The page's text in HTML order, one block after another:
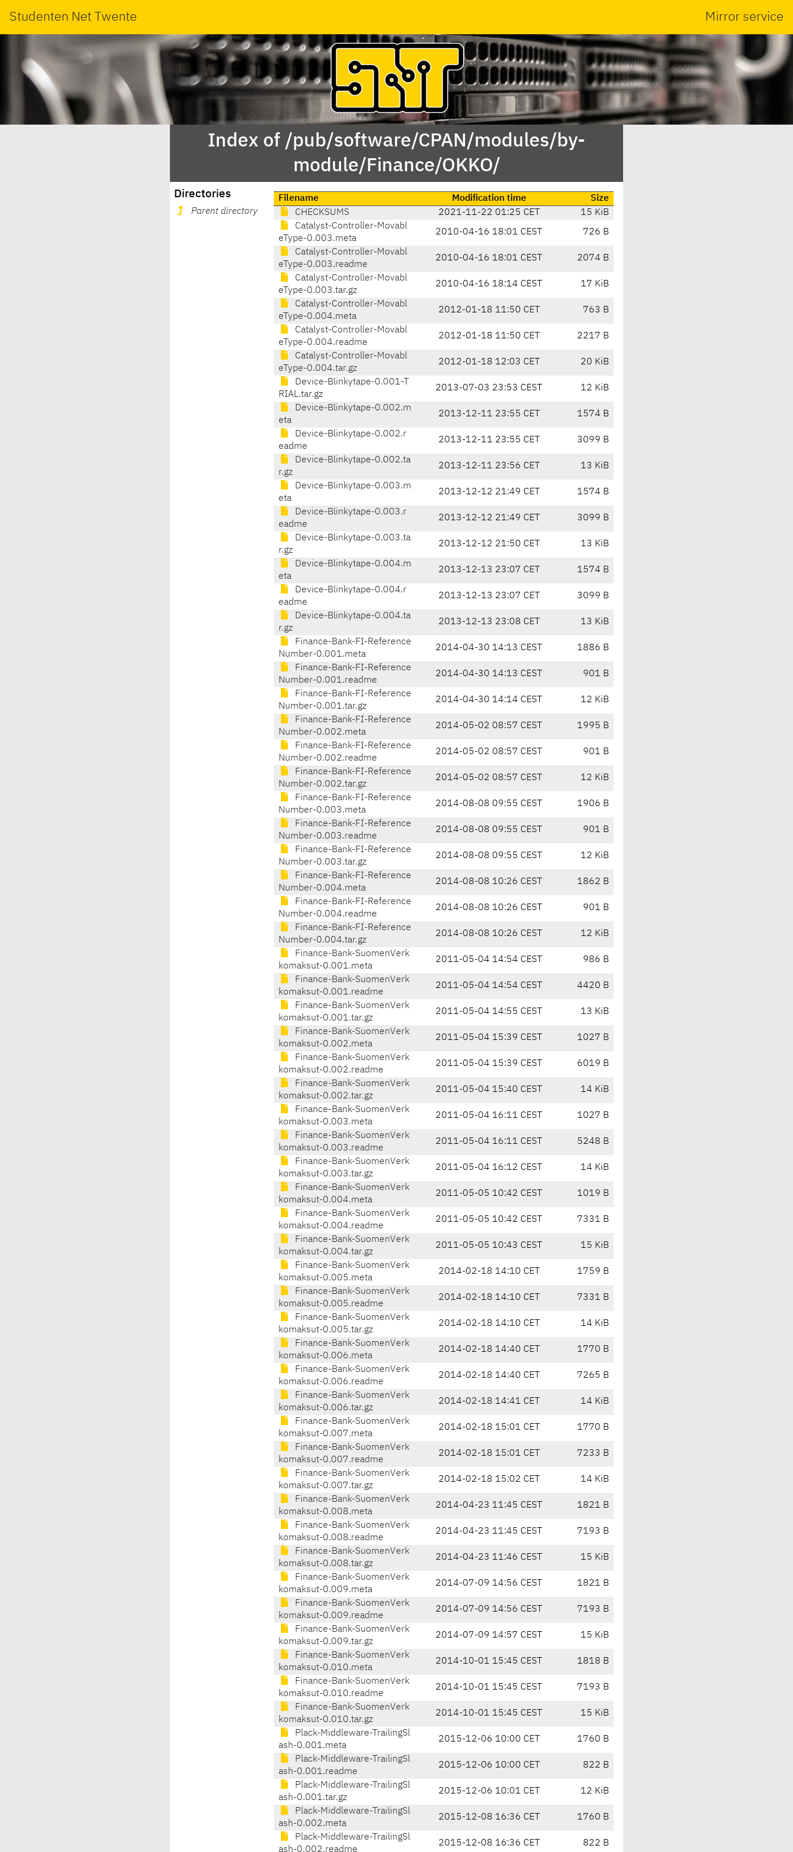
Studenten Net Twente Mirror service
Index of /pub/software/CPAN/modules/by-
module/Finance/OKKO/
Directories
Parent directory
Filename Modification time
Size
CHECKSUMS
2021-11-22 01:25 CET
15 KiB
Catalyst-Controller-Movabl
eType-0.003.meta
2010-04-16 18:01 CEST 726 B
Catalyst-Controller-Movabl
eType-0.003.readme
2010-04-16 18:01 CEST 2074 B
Catalyst-Controller-Movabl
eType-0.003.tar.gz
2010-04-16 18:14 CEST 17 KiB
Catalyst-Controller-Movabl
eType-0.004.meta
2012-01-18 11:50 CET 763 B
Catalyst-Controller-Movabl
eType-0.004.readme
2012-01-18 11:50 CET 2217 B
Catalyst-Controller-Movabl
eType-0.004.tar.gz
2012-01-18 12:03 CET 20 KiB
Device-Blinkytape-0.001-T
RIAL.tar.gz
2013-07-03 23:53 CEST 12 KiB
Device-Blinkytape-0.002.m
eta
2013-12-11 23:55 CET 1574 B
Device-Blinkytape-0.002.r
eadme
2013-12-11 23:55 CET 3099 B
Device-Blinkytape-0.002.ta
r.gz
2013-12-11 23:56 CET 13 KiB
Device-Blinkytape-0.003.m
eta
2013-12-12 21:49 CET 1574 B
Device-Blinkytape-0.003.r
eadme
2013-12-12 21:49 CET 3099 B
Device-Blinkytape-0.003.ta
r.gz
2013-12-12 21:50 CET 13 KiB
Device-Blinkytape-0.004.m
eta
2013-12-13 23:07 CET 1574 B
Device-Blinkytape-0.004.r
eadme
2013-12-13 23:07 CET 3099 B
Device-Blinkytape-0.004.ta
r.gz
2013-12-13 23:08 CET 13 KiB
Finance-Bank-FI-Reference
Number-0.001.meta
2014-04-30 14:13 CEST 1886 B
Finance-Bank-FI-Reference
Number-0.001.readme
2014-04-30 14:13 CEST 901 B
Finance-Bank-FI-Reference
Number-0.001.tar.gz
2014-04-30 14:14 CEST 12 KiB
Finance-Bank-FI-Reference
Number-0.002.meta
2014-05-02 08:57 CEST 1995 B
Finance-Bank-FI-Reference
Number-0.002.readme
2014-05-02 08:57 CEST 901 B
Finance-Bank-FI-Reference
Number-0.002.tar.gz
2014-05-02 08:57 CEST 12 KiB
Finance-Bank-FI-Reference
Number-0.003.meta
2014-08-08 09:55 CEST 1906 B
Finance-Bank-FI-Reference
Number-0.003.readme
2014-08-08 09:55 CEST 901 B
Finance-Bank-FI-Reference
Number-0.003.tar.gz
2014-08-08 09:55 CEST 12 KiB
Finance-Bank-FI-Reference
Number-0.004.meta
2014-08-08 10:26 CEST 1862 B
Finance-Bank-FI-Reference
Number-0.004.readme
2014-08-08 10:26 CEST 901 B
Finance-Bank-FI-Reference
Number-0.004.tar.gz
2014-08-08 10:26 CEST 12 KiB
Finance-Bank-SuomenVerk
komaksut-0.001.meta
2011-05-04 14:54 CEST 986 B
Finance-Bank-SuomenVerk
komaksut-0.001.readme
2011-05-04 14:54 CEST 4420 B
Finance-Bank-SuomenVerk
komaksut-0.001.tar.gz
2011-05-04 14:55 CEST 13 KiB
Finance-Bank-SuomenVerk
komaksut-0.002.meta
2011-05-04 15:39 CEST 1027 B
Finance-Bank-SuomenVerk
komaksut-0.002.readme
2011-05-04 15:39 CEST 6019 B
Finance-Bank-SuomenVerk
komaksut-0.002.tar.gz
2011-05-04 15:40 CEST 14 KiB
Finance-Bank-SuomenVerk
komaksut-0.003.meta
2011-05-04 16:11 CEST 1027 B
Finance-Bank-SuomenVerk
komaksut-0.003.readme
2011-05-04 16:11 CEST 5248 B
Finance-Bank-SuomenVerk
komaksut-0.003.tar.gz
2011-05-04 16:12 CEST 14 KiB
Finance-Bank-SuomenVerk
komaksut-0.004.meta
2011-05-05 10:42 CEST 1019 B
Finance-Bank-SuomenVerk
komaksut-0.004.readme
2011-05-05 10:42 CEST 7331 B
Finance-Bank-SuomenVerk
komaksut-0.004.tar.gz
2011-05-05 10:43 CEST 15 KiB
Finance-Bank-SuomenVerk
komaksut-0.005.meta
2014-02-18 14:10 CET 1759 B
Finance-Bank-SuomenVerk
komaksut-0.005.readme
2014-02-18 14:10 CET 7331 B
Finance-Bank-SuomenVerk
komaksut-0.005.tar.gz
2014-02-18 14:10 CET 14 KiB
Finance-Bank-SuomenVerk
komaksut-0.006.meta
2014-02-18 14:40 CET 1770 B
Finance-Bank-SuomenVerk
komaksut-0.006.readme
2014-02-18 14:40 CET 7265 B
Finance-Bank-SuomenVerk
komaksut-0.006.tar.gz
2014-02-18 14:41 CET 14 KiB
Finance-Bank-SuomenVerk
komaksut-0.007.meta
2014-02-18 15:01 CET 1770 B
Finance-Bank-SuomenVerk
komaksut-0.007.readme
2014-02-18 15:01 CET 7233 B
Finance-Bank-SuomenVerk
komaksut-0.007.tar.gz
2014-02-18 15:02 CET 14 KiB
Finance-Bank-SuomenVerk
komaksut-0.008.meta
2014-04-23 11:45 CEST 1821 B
Finance-Bank-SuomenVerk
komaksut-0.008.readme
2014-04-23 11:45 CEST 7193 B
Finance-Bank-SuomenVerk
komaksut-0.008.tar.gz
2014-04-23 11:46 CEST 15 KiB
Finance-Bank-SuomenVerk
komaksut-0.009.meta
2014-07-09 14:56 CEST 1821 B
Finance-Bank-SuomenVerk
komaksut-0.009.readme
2014-07-09 14:56 CEST 7193 B
Finance-Bank-SuomenVerk
komaksut-0.009.tar.gz
2014-07-09 14:57 CEST 15 KiB
Finance-Bank-SuomenVerk
komaksut-0.010.meta
2014-10-01 15:45 CEST 1818 B
Finance-Bank-SuomenVerk
komaksut-0.010.readme
2014-10-01 15:45 CEST 7193 B
Finance-Bank-SuomenVerk
komaksut-0.010.tar.gz
2014-10-01 15:45 CEST 15 KiB
Plack-Middleware-TrailingSl
ash-0.001.meta
2015-12-06 10:00 CET 1760 B
Plack-Middleware-TrailingSl
ash-0.001.readme
2015-12-06 10:00 CET 822 B
Plack-Middleware-TrailingSl
ash-0.001.tar.gz
2015-12-06 10:01 CET 12 KiB
Plack-Middleware-TrailingSl
ash-0.002.meta
2015-12-08 16:36 CET 1760 B
Plack-Middleware-TrailingSl
ash-0.002.readme
2015-12-08 16:36 CET 822 B